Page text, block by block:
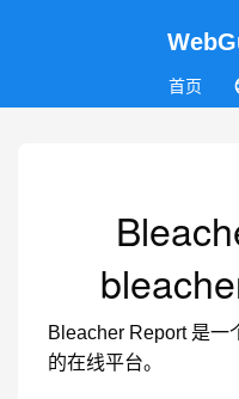
首页
Bleacher Report 是一
的在线平台。